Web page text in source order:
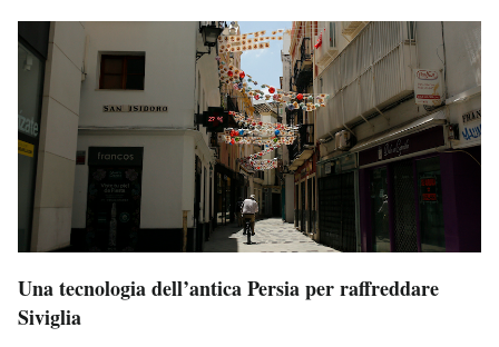
Una tecnologia dell’antica Persia per raffreddare
Siviglia